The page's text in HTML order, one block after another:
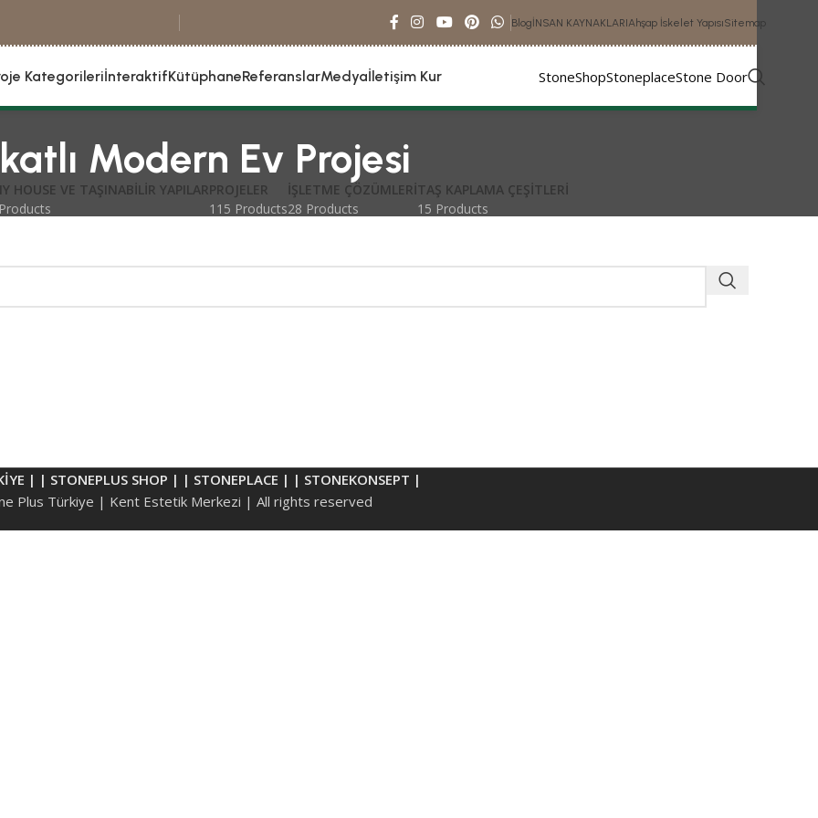
BlogİNSAN KAYNAKLARIAhşap İskelet YapısıSitemap
KategorileriİnteraktifKütüphaneReferanslarMedyaİletişim Kur StoneShopStoneplaceStone Door
Modern Ev Projesi
HOUSE VE TAŞINABILIR YAPILARPROJELER
115 Products
İŞLETME ÇÖZÜMLERI
28 Products
TAŞ KAPLAMA ÇEŞITLERI
15 Products
| | STONEPLUS SHOP | | STONEPLACE | | STONEKONSEPT |
Plus Türkiye | Kent Estetik Merkezi | All rights reserved